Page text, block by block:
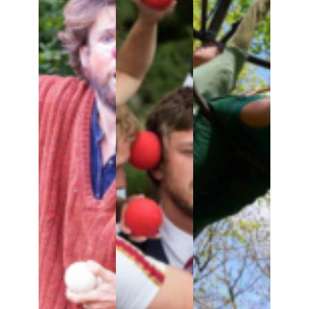
Leaving residence Partner event
professional meeting residence
Show Training
by organizer
13e Sens
APACA – Graine de cirque
Art'Rhena Arts Vivants 52
Association TRAC
CCAM / Scène Nationale de
Vandœuvre